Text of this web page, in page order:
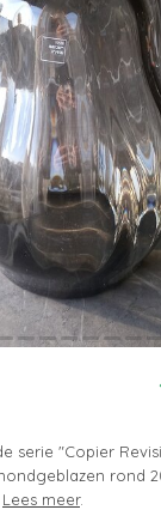
serie "Copier
rond
Lees meer.